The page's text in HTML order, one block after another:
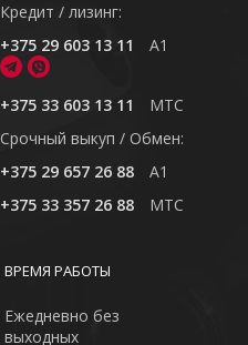
Кредит / лизинг:
+375 29 603 13 11
A1
+375 33 603 13 11
MTC
Cрочный выкуп / Обмен:
+375 29 657 26 88
A1
+375 33 357 26 88
MTC
ВРЕМЯ РАБОТЫ
Ежедневно без
выходных